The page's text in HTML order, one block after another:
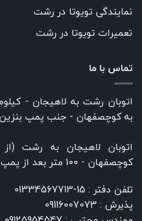
نمایندگی تویوتا در رشت
تعمیرات تویوتا در رشت
تماس با ما
به کوچصفهان - جنب پمپ بنزین
اتوبان لاهیجان به رشت
کوچصفهان - 100 متر بعد از پمپ بنزین پورصادق ۲
تلفن دفتر : 15-01334567713
پذیرش : 09116007073